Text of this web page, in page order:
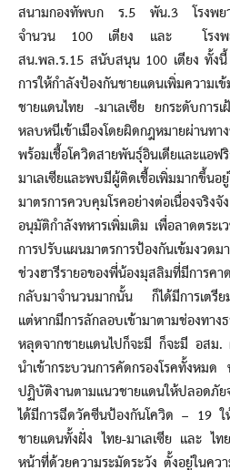
สนามกองทัพบก ร.5 พัน.3 โรงพยา
จำนวน 100 เตียง และ โรงพย
สน.พล.ร.15 สนับสนุน 100 เตียง ทั้ง
การให้กำลังป้องกันชายแดนเพิ่มความเ
ชายแดนไทย -มาเลเซีย ยกระดับการ
หลบหนีเข้าเมืองโดยผิดกฎหมายผ่าน
พร้อมเชื้อโควิดสายพันธุ์อินเดียและแอฟ
มาเลเซียและพบมีผู้ติดเชื้อเพิ่มมาก
มาตรการควบคุมโรคอย่างต่อเนื่องจริ
อนุมัติกำลังทหารเพิ่มเติม เพื่อลาดตระ
การปรับแผนมาตรการป้องกันเข้มงว
ช่วงฮารีรายอของพี่น้องมุสลิมที่มีการค
กลับมาจำนวนมากนั้น ก็ได้มีการเตรีย
แต่หากมีการลักลอบเข้ามาตามช่องทา
หลุดจากชายแดนไปก็จะมี ก็จะมี อสม
นำเข้ากระบวนการคัดกรองโรคทั้งหม
ปฏิบัติงานตามแนวชายแดนให้ปลอดภั
ได้มีการฉีดวัคซีนป้องกันโควิด – 19 ใ
ชายแดนทั้งฝั่ง ไทย-มาเลเซีย และ
หน้าที่ด้วยความระมัดระวัง ตั้งอยู่ในค